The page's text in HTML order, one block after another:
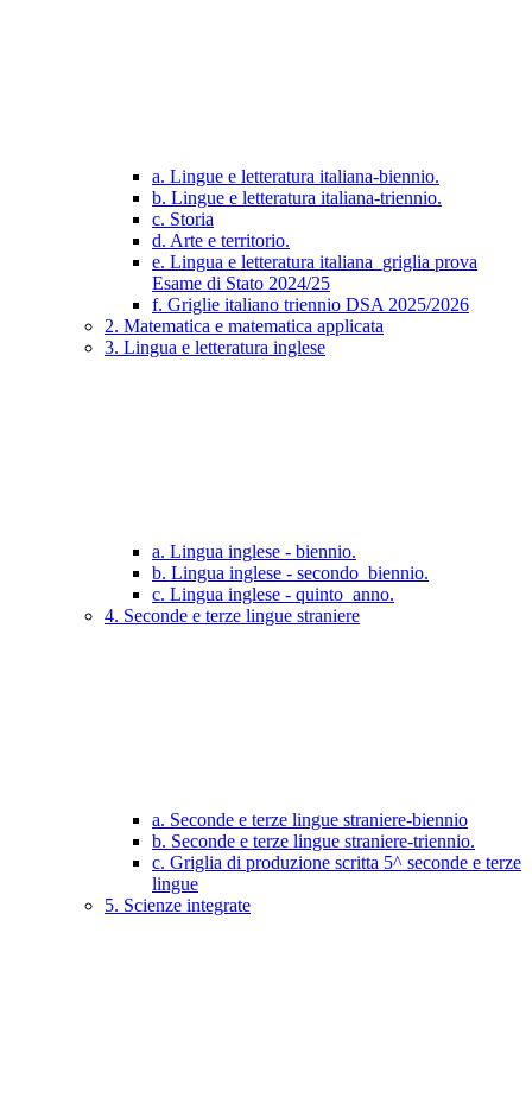
a. Lingue e letteratura italiana-biennio.
b. Lingue e letteratura italiana-triennio.
c. Storia
d. Arte e territorio.
e. Lingua e letteratura italiana_griglia prova
Esame di Stato 2024/25
f. Griglie italiano triennio DSA 2025/2026
2. Matematica e matematica applicata
3. Lingua e letteratura inglese
a. Lingua inglese - biennio.
b. Lingua inglese - secondo_biennio.
c. Lingua inglese - quinto_anno.
4. Seconde e terze lingue straniere
a. Seconde e terze lingue straniere-biennio
b. Seconde e terze lingue straniere-triennio.
c. Griglia di produzione scritta 5^ seconde e terze
lingue
5. Scienze integrate